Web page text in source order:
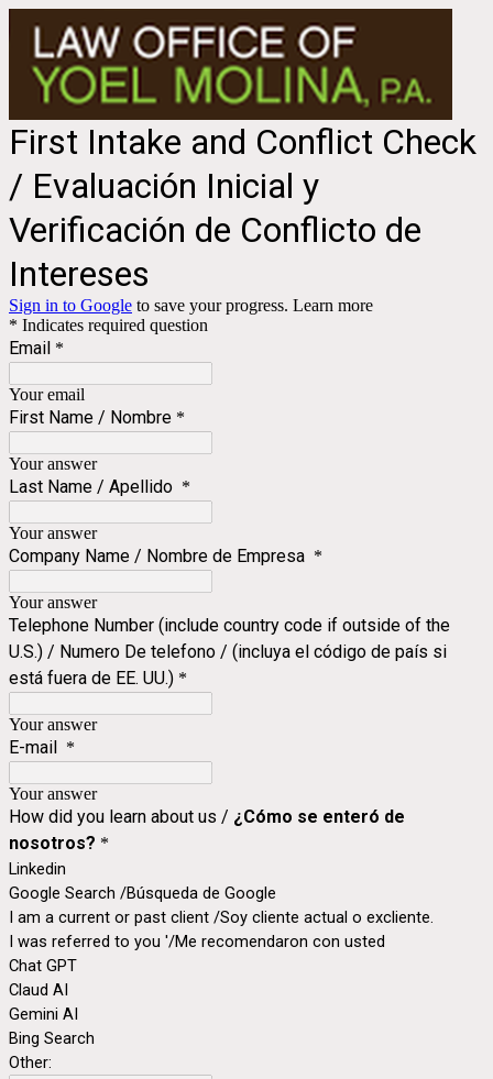
First Intake and Conflict Check
/ Evaluación Inicial y
Verificación de Conflicto de
Intereses
Sign in to Google to save your progress. Learn more
* Indicates required question
Email *
Your email
First Name / Nombre *
Your answer
Last Name / Apellido *
Your answer
Company Name / Nombre de Empresa *
Your answer
Telephone Number (include country code if outside of the
U.S.) / Numero De telefono / (incluya el código de país si
está fuera de EE. UU.) *
Your answer
E-mail *
Your answer
How did you learn about us / ¿Cómo se enteró de
nosotros? *
Linkedin
Google Search /Búsqueda de Google
I am a current or past client /Soy cliente actual o excliente.
I was referred to you '/Me recomendaron con usted
Chat GPT
Claud AI
Gemini AI
Bing Search
Other: